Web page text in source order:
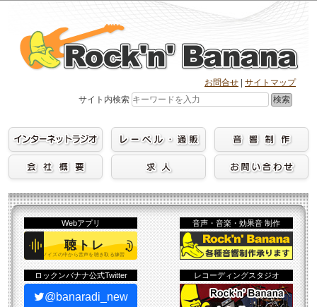
content
お問合せ
サイトマップ
サイト内検索
検索
Webアプリ 音声・音楽・効果音 制作
ロックンバナナ公式Twitter
@banaradi_new
レコーディングスタジオ